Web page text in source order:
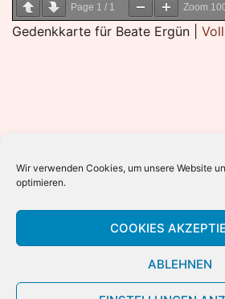
Wir verwenden Cookies, um unsere Website
optimieren.
COOKIES
ABLEHNEN
Page 1 / 1 Zoom
Gedenkkarte für Beate Ergün |
Archiv
2023
2020